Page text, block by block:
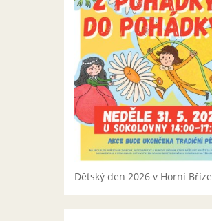
Dětský den 2026 v Horní Bříze